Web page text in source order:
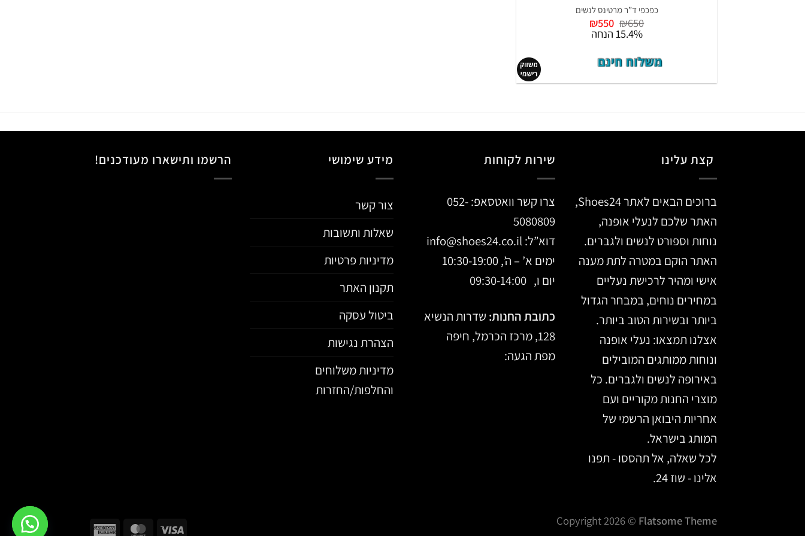
כפכפי ד”ר מרטינס לנשים
₪650 המחיר
המקורי
₪550
15.4% הנחה
קצת עלינו
ברוכים הבאים לאתר Shoes24,
האתר שלכם לנעלי אופנה,
נוחות וספורט לנשים ולגברים.
האתר הוקם במטרה לתת מענה
אישי ומהיר לרכישת נעליים
במחירים נוחים, במבחר הגדול
ביותר ובשירות הטוב ביותר.
אצלנו תמצאו: נעלי אופנה
ונוחות ממותגים המובילים
באירופה לנשים ולגברים. כל
מוצרי החנות מקוריים ועם
אחריות היבואן הרשמי של
המותג בישראל.
לכל שאלה, אל תהססו - תפנו
אלינו - שוז 24.
שירות לקוחות
צרו קשר וואטסאפ:052-
5080809
דוא”ל:
ימים א’ – ה’, 10:30-19:00
יום ו, 09:30-14:00
כתובת החנות: שדרות הנשיא
128, מרכז הכרמל, חיפה
מפת הגעה:
מידע שימושי
צור קשר
שאלות ותשובות
מדיניות פרטיות
תקנון האתר
ביטול עסקה
הצהרת נגישות
מדיניות משלוחים
והחלפות/החזרות
הרשמו ותישארו מעודכנים!
Copyright 2026 © Flatsome Theme